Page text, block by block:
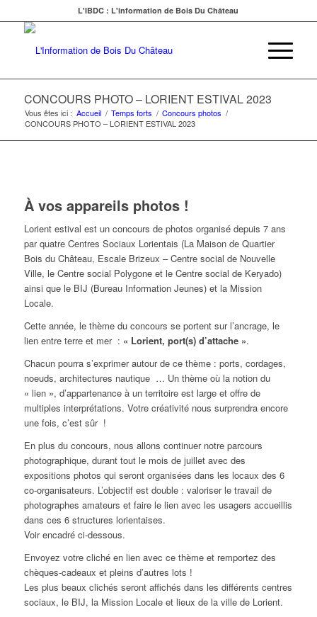
L'IBDC : L'information de Bois Du Château
CONCOURS PHOTO – LORIENT ESTIVAL 2023
Vous êtes ici : Accueil / Temps forts / Concours photos /
CONCOURS PHOTO – LORIENT ESTIVAL 2023
À vos appareils photos !
Lorient estival est un concours de photos organisé depuis 7 ans
par quatre Centres Sociaux Lorientais (La Maison de Quartier
Bois du Château, Escale Brizeux – Centre social de Nouvelle
Ville, le Centre social Polygone et le Centre social de Keryado)
ainsi que le BIJ (Bureau Information Jeunes) et la Mission
Locale.
Cette année, le thème du concours se portent sur l’ancrage, le
lien entre terre et mer : « Lorient, port(s) d’attache ».
Chacun pourra s’exprimer autour de ce thème : ports, cordages,
noeuds, architectures nautique … Un thème où la notion du
« lien », d’appartenance à un territoire est large et offre de
multiples interprétations. Votre créativité nous surprendra encore
une fois, c’est sûr !
En plus du concours, nous allons continuer notre parcours
photographique, durant tout le mois de juillet avec des
expositions photos qui seront organisées dans les locaux des 6
co-organisateurs. L’objectif est double : valoriser le travail de
photographes amateurs et faire le lien avec les usagers accueillis
dans ces 6 structures lorientaises.
Voir encadré ci-dessous.
Envoyez votre cliché en lien avec ce thème et remportez des
chèques-cadeaux et pleins d’autres lots !
Les plus beaux clichés seront affichés dans les différents centres
sociaux, le BIJ, la Mission Locale et lieux de la ville de Lorient.